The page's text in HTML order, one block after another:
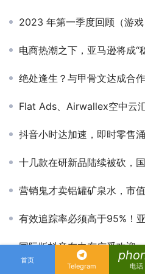
2023 年第一季度回顾（游
电商热潮之下，亚马逊将成“
绝处逢生？与甲骨文达成合作协议
Flat Ads、Airwallex空中云汇、Vonage、Aestron
抖音小时达加速，即时零售
十几款在研新品陆续被砍，
营销鬼才卖铝罐矿泉水，市
有效追踪率必须高于95%！亚
国际版抖音在中东广受欢迎
首页
Telegram 电话